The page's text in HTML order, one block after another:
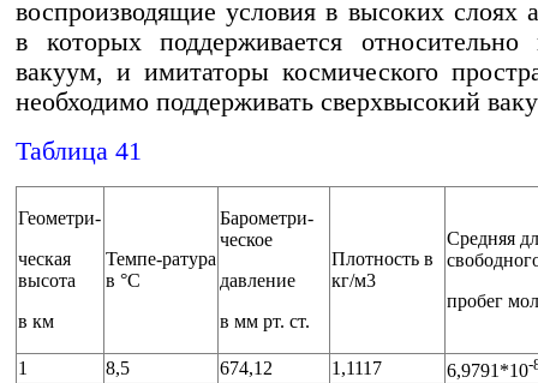
воспроизводящие условия в высоких слоях
в которых поддерживается относительно
вакуум, и имитаторы космического
необходимо поддерживать сверхвысокий
Таблица 41
Геометри-
ческая
высота
в км
Темпе-ратура
в °С
Барометри-
ческое
давление
в мм рт. ст.
Плотность в
кг/м3
Средняя
пробег
1 8,5 674,12 1,1117 6,9791*10-